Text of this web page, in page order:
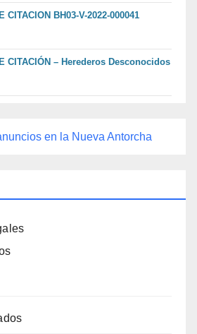
CITACION BH03-V-2022-000041
CITACIÓN – Herederos Desconocidos